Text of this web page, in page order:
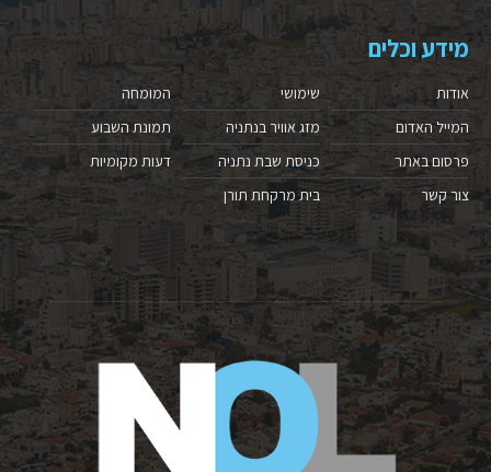
מידע וכלים
אודות
המייל האדום
פרסום באתר
צור קשר
שימושי
מזג אוויר בנתניה
כניסת שבת נתניה
בית מרקחת תורן
המומחה
תמונת השבוע
דעות מקומיות